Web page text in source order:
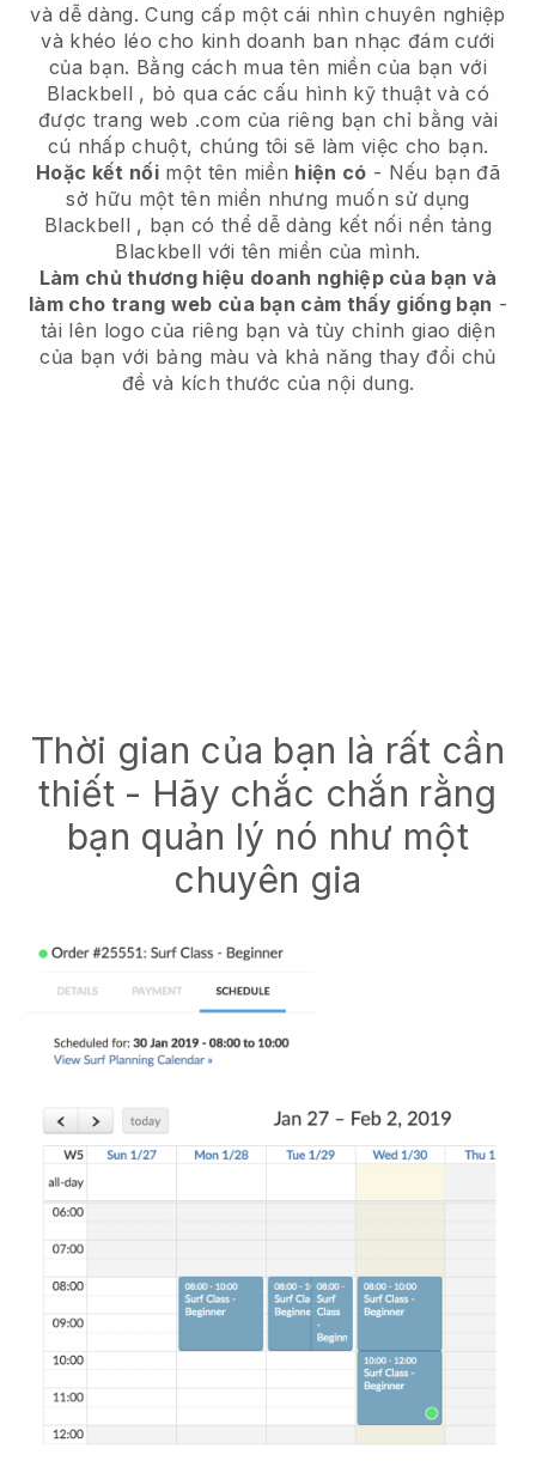
và dễ dàng.Cung cấp một cái nhìn chuyên nghiệp
và khéo léo cho kinh doanh ban nhạc đám cưới
của bạn. Bằng cách mua tên miền của bạn với
Blackbell , bỏ qua các cấu hình kỹ thuật và có
được trang web .com của riêng bạn chỉ bằng vài
cú nhấp chuột, chúng tôi sẽ làm việc cho bạn.
Hoặc kết nốimột tên miền hiện có - Nếu bạn đã
sở hữu một tên miền nhưng muốn sử dụng
Blackbell , bạn có thể dễ dàng kết nối nền tảng
Blackbell với tên miền của mình.
Làm chủ thương hiệu doanh nghiệp của bạn và
làm cho trang web của bạn cảm thấy giống bạn -
tải lên logo của riêng bạn và tùy chỉnh giao diện
của bạn với bảng màu và khả năng thay đổi chủ
đề và kích thước của nội dung.
Thời gian của bạn là rất cần
thiết - Hãy chắc chắn rằng
bạn quản lý nó như một
chuyên gia